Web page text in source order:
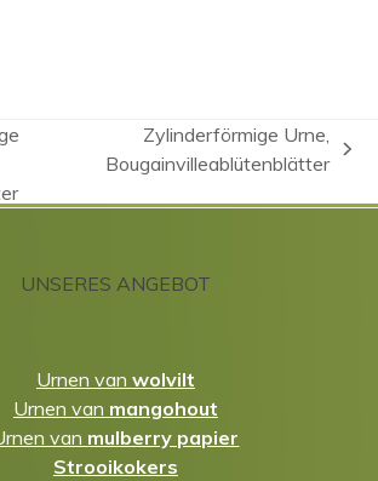
Nächster
Zylinderförmige Urne,
Bougainvilleablütenblätter
UNSERES ANGEBOT
Urnen van wolvilt
Urnen van mangohout
van mulberry papier
Strooikokers